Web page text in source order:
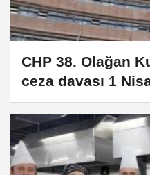
CHP 38. Olağan
ceza davası 1